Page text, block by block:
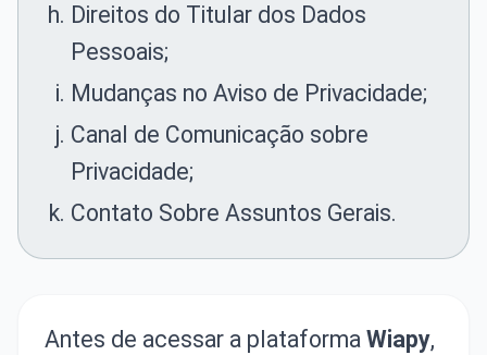
Direitos do Titular dos Dados
Pessoais;
Mudanças no Aviso de Privacidade;
Canal de Comunicação sobre
Privacidade;
Contato Sobre Assuntos Gerais.
Antes de acessar a plataforma Wiapy,